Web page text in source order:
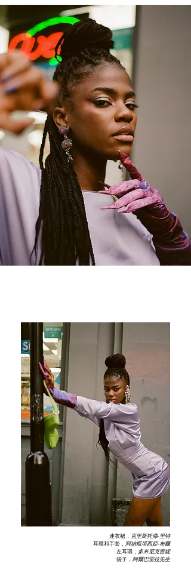
連衣裙， 克里斯托弗·里特
耳環和手套， 阿納斯塔西婭·布爾
左耳環， 多米尼克蕾妮
袋子， 阿爾巴雷拉先生